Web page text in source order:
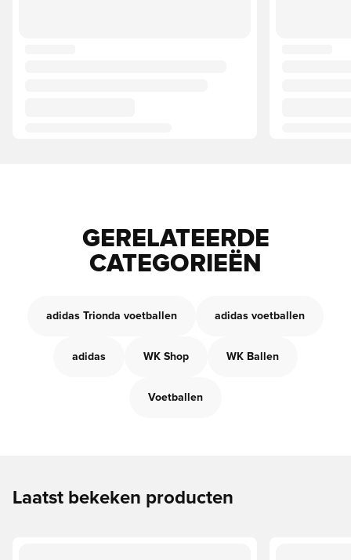
GERELATEERDE
CATEGORIEËN
adidas Trionda voetballen adidas voetballen
adidas WK Shop WK Ballen
Voetballen
Laatst bekeken producten